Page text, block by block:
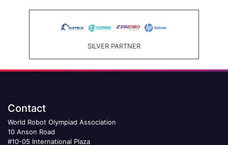
SILVER PARTNER
Contact
World Robot Olympiad Association
10 Anson Road
#10-05 International Plaza